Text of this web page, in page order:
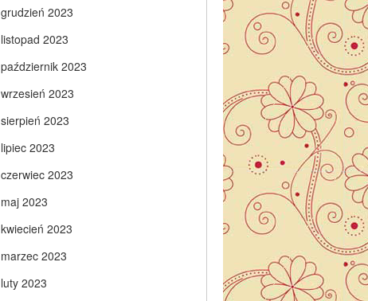
grudzień 2023
listopad 2023
październik 2023
wrzesień 2023
sierpień 2023
lipiec 2023
czerwiec 2023
maj 2023
kwiecień 2023
marzec 2023
luty 2023